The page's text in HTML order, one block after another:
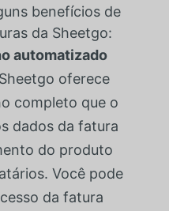
benefícios de
da Sheetgo:
automatizado
oferece
completo que o
dados da fatura
do produto
Você pode
da fatura